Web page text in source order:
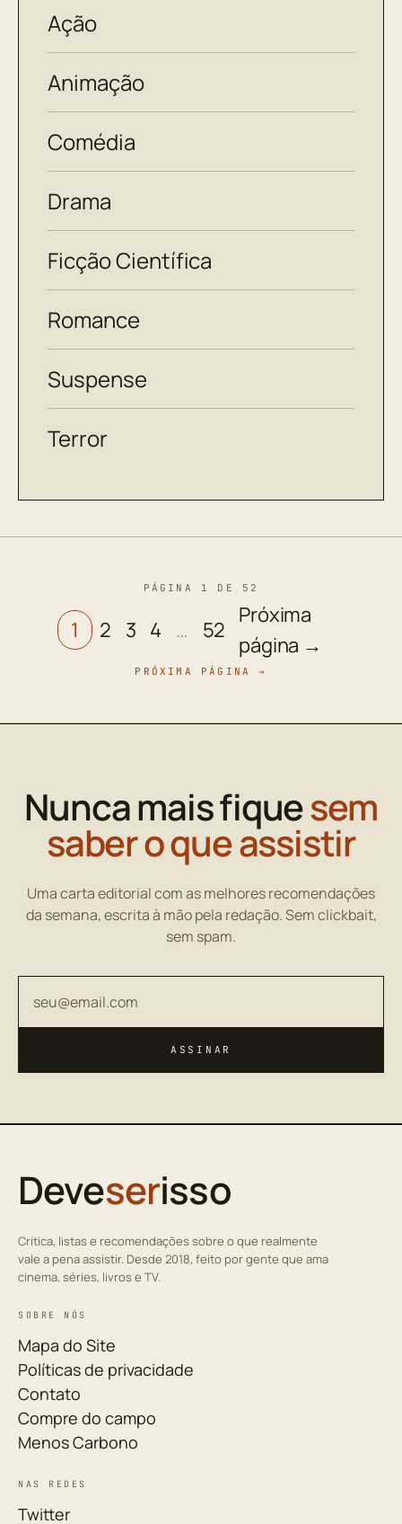
Ação
Animação
Comédia
Drama
Ficção Científica
Romance
Suspense
Terror
PÁGINA 1 DE 52
1 2 3 4 … 52
Próxima
página →
PRÓXIMA PÁGINA →
Nunca mais fiquesem
saber o que assistir
Uma carta editorial com as melhores recomendações
da semana, escrita à mão pela redação. Sem clickbait,
sem spam.
ASSINAR
Deveserisso
Crítica, listas e recomendações sobre o que realmente
vale a pena assistir. Desde 2018, feito por gente que ama
cinema, séries, livros e TV.
SOBRE NÓS
Mapa do Site
Políticas de privacidade
Contato
Compre do campo
Menos Carbono
NAS REDES
Twitter